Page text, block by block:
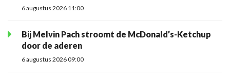
6 augustus 2026 11:00
Bij Melvin Pach stroomt de McDonald’s-Ketchup
door de aderen
6 augustus 2026 09:00